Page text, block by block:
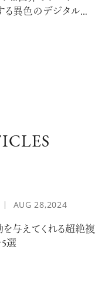
る異色のデジタルア
AUG 28,2024
を与えてくれる超絶複
5選